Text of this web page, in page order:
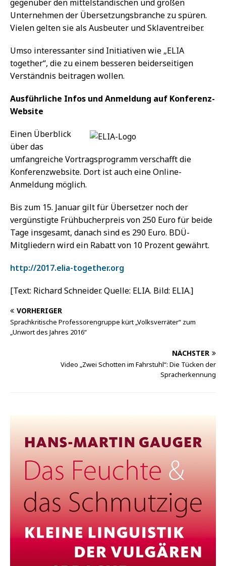
gegenüber den mittelständischen und großen
Unternehmen der Übersetzungsbranche zu spüren.
Vielen gelten sie als Ausbeuter und Sklaventreiber.
Umso interessanter sind Initiativen wie „ELIA
together“, die zu einem besseren beiderseitigen
Verständnis beitragen wollen.
Ausführliche Infos und Anmeldung auf Konferenz-
Website
Einen Überblick
über das
umfangreiche Vortragsprogramm verschafft die
Konferenzwebsite. Dort ist auch eine Online-
Anmeldung möglich.
Bis zum 15. Januar gilt für Übersetzer noch der
vergünstigte Frühbucherpreis von 250 Euro für beide
Tage insgesamt, danach sind es 290 Euro. BDÜ-
Mitgliedern wird ein Rabatt von 10 Prozent gewährt.
http://2017.elia-together.org
[Text: Richard Schneider. Quelle: ELIA. Bild: ELIA.]
VORHERIGER
Sprachkritische Professorengruppe kürt „Volksverräter“ zum
„Unwort des Jahres 2016“
NÄCHSTER
Video „Zwei Schotten im Fahrstuhl“: Die Tücken der
Spracherkennung